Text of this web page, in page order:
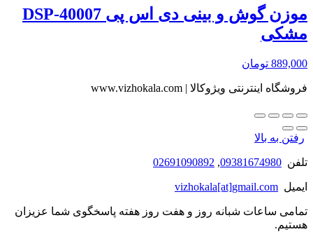
موزن گوش و بینی دی اس پی DSP-40007
مشکی
889,000 تومان
فروشگاه اینترنتی ویژوکالا | www.vizhokala.com
رفتن به بالا
تلفن 09381674980
,
02691090892
ایمیل vizhokala[at]gmail.com
تمامی ساعات شبانه روز و هفت روز هفته پاسخگوی شما عزیزان
هستیم.